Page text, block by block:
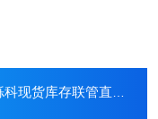
库存联管直通管接头